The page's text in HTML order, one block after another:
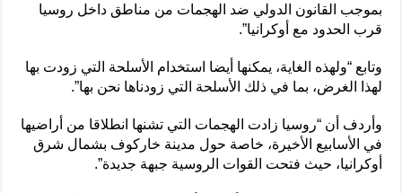
بموجب القانون الدولي ضد الهجمات من مناطق داخل روسيا
قرب الحدود مع أوكرانيا”.
وتابع “ولهذه الغاية، يمكنها أيضا استخدام الأسلحة التي زودت بها
لهذا الغرض، بما في ذلك الأسلحة التي زودناها نحن بها”.
وأردف أن “روسيا زادت الهجمات التي تشنها انطلاقا من أراضيها
في الأسابيع الأخيرة، خاصة حول مدينة خاركوف بشمال شرق
أوكرانيا، حيث فتحت القوات الروسية جبهة جديدة”.